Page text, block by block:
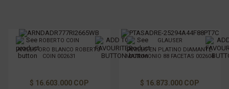
ROBERTO COIN
ANILLO ORO BLANCO ROBERTO
COIN 002631
$ 16.603.000 COP
GLAUSER
ANILLO EN PLATINO DIAMANTE
MATRIMONIO 88 FACETAS 002604
$ 16.873.000 COP